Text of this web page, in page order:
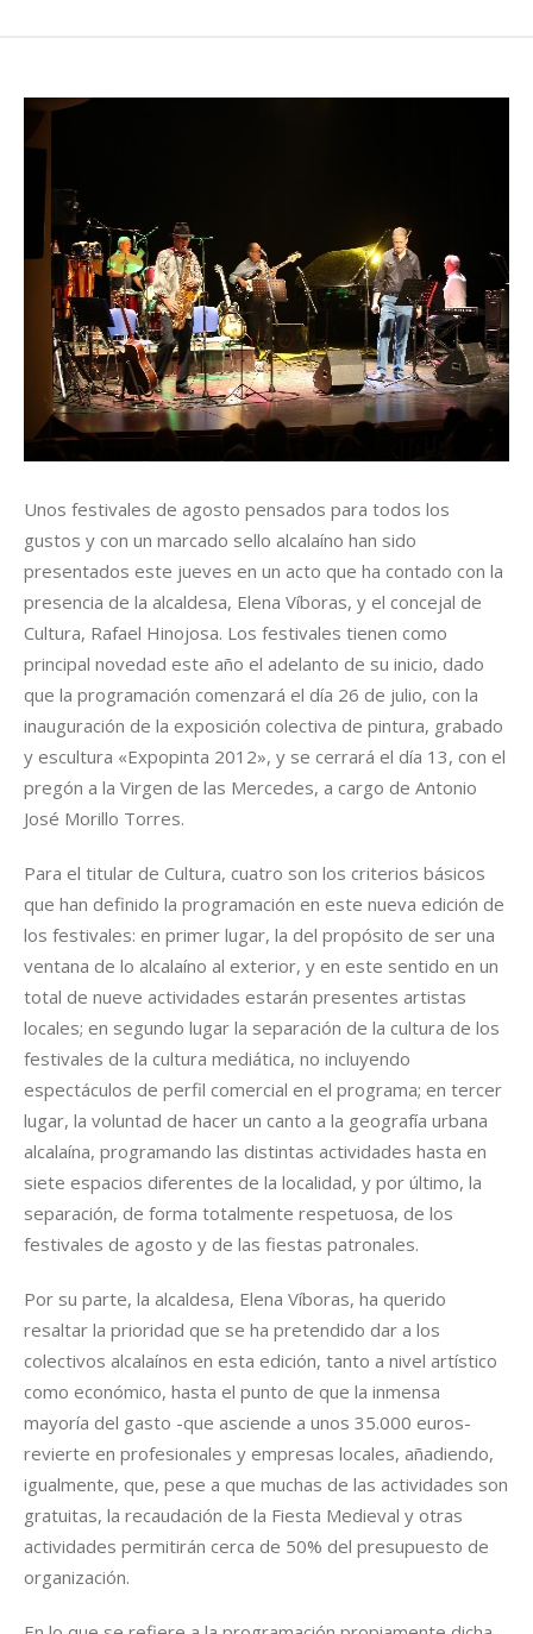
Unos festivales de agosto pensados para todos los
gustos y con un marcado sello alcalaíno han sido
presentados este jueves en un acto que ha contado con la
presencia de la alcaldesa, Elena Víboras, y el concejal de
Cultura, Rafael Hinojosa. Los festivales tienen como
principal novedad este año el adelanto de su inicio, dado
que la programación comenzará el día 26 de julio, con la
inauguración de la exposición colectiva de pintura, grabado
y escultura «Expopinta 2012», y se cerrará el día 13, con el
pregón a la Virgen de las Mercedes, a cargo de Antonio
José Morillo Torres.
Para el titular de Cultura, cuatro son los criterios básicos
que han definido la programación en este nueva edición de
los festivales: en primer lugar, la del propósito de ser una
ventana de lo alcalaíno al exterior, y en este sentido en un
total de nueve actividades estarán presentes artistas
locales; en segundo lugar la separación de la cultura de los
festivales de la cultura mediática, no incluyendo
espectáculos de perfil comercial en el programa; en tercer
lugar, la voluntad de hacer un canto a la geografía urbana
alcalaína, programando las distintas actividades hasta en
siete espacios diferentes de la localidad, y por último, la
separación, de forma totalmente respetuosa, de los
festivales de agosto y de las fiestas patronales.
Por su parte, la alcaldesa, Elena Víboras, ha querido
resaltar la prioridad que se ha pretendido dar a los
colectivos alcalaínos en esta edición, tanto a nivel artístico
como económico, hasta el punto de que la inmensa
mayoría del gasto -que asciende a unos 35.000 euros-
revierte en profesionales y empresas locales, añadiendo,
igualmente, que, pese a que muchas de las actividades son
gratuitas, la recaudación de la Fiesta Medieval y otras
actividades permitirán cerca de 50% del presupuesto de
organización.